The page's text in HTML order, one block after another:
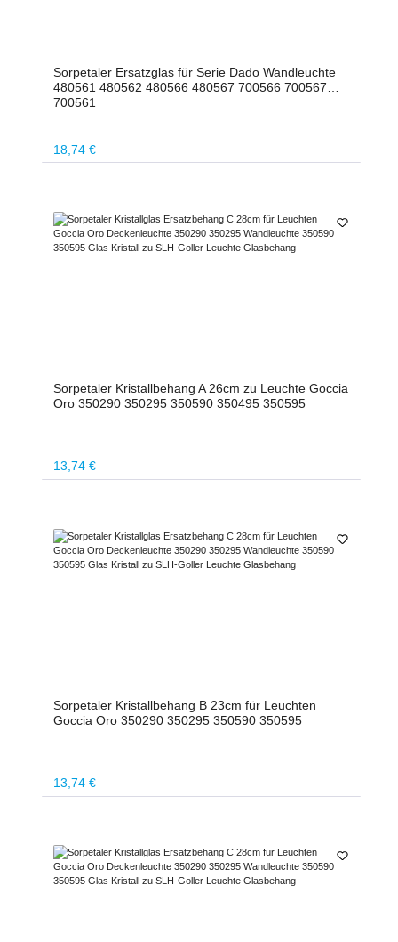
Sorpetaler Ersatzglas für Serie Dado Wandleuchte
480561 480562 480566 480567 700566 700567
700561
Regulärer Preis:
18,74 €
Sorpetaler Kristallbehang A 26cm zu Leuchte Goccia
Oro 350290 350295 350590 350495 350595
Regulärer Preis:
13,74 €
Sorpetaler Kristallbehang B 23cm für Leuchten
Goccia Oro 350290 350295 350590 350595
Regulärer Preis:
13,74 €